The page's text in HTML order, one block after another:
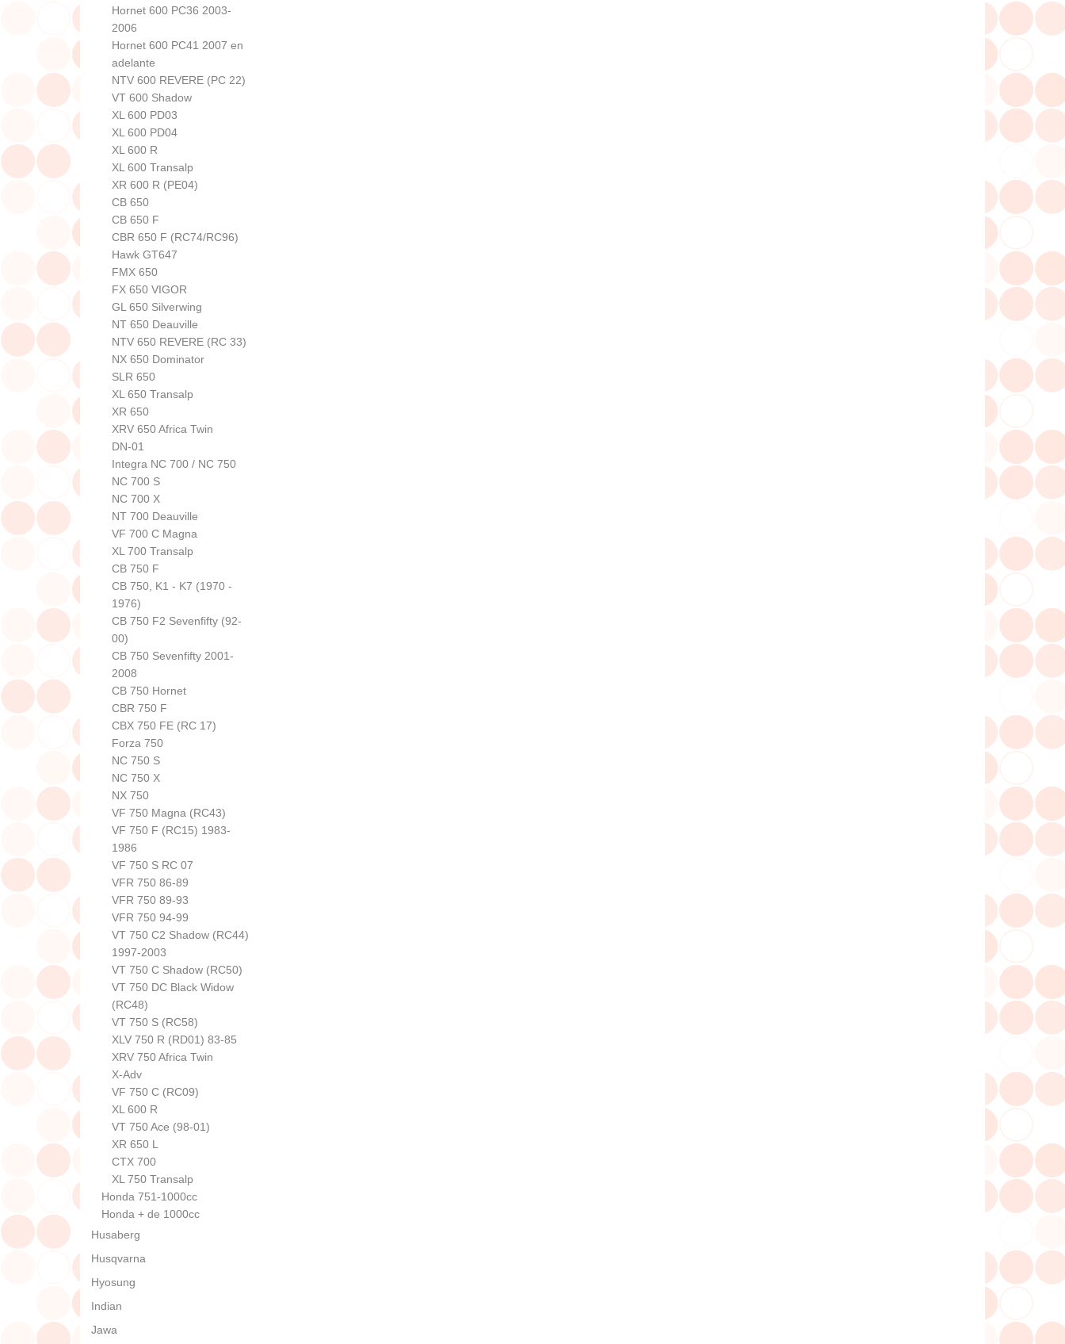
Hornet 600 PC36 2003-
2006
Hornet 600 PC41 2007 en
adelante
NTV 600 REVERE (PC 22)
VT 600 Shadow
XL 600 PD03
XL 600 PD04
XL 600 R
XL 600 Transalp
XR 600 R (PE04)
CB 650
CB 650 F
CBR 650 F (RC74/RC96)
Hawk GT647
FMX 650
FX 650 VIGOR
GL 650 Silverwing
NT 650 Deauville
NTV 650 REVERE (RC 33)
NX 650 Dominator
SLR 650
XL 650 Transalp
XR 650
XRV 650 Africa Twin
DN-01
Integra NC 700 / NC 750
NC 700 S
NC 700 X
NT 700 Deauville
VF 700 C Magna
XL 700 Transalp
CB 750 F
CB 750, K1 - K7 (1970 -
1976)
CB 750 F2 Sevenfifty (92-
00)
CB 750 Sevenfifty 2001-
2008
CB 750 Hornet
CBR 750 F
CBX 750 FE (RC 17)
Forza 750
NC 750 S
NC 750 X
NX 750
VF 750 Magna (RC43)
VF 750 F (RC15) 1983-
1986
VF 750 S RC 07
VFR 750 86-89
VFR 750 89-93
VFR 750 94-99
VT 750 C2 Shadow (RC44)
1997-2003
VT 750 C Shadow (RC50)
VT 750 DC Black Widow
(RC48)
VT 750 S (RC58)
XLV 750 R (RD01) 83-85
XRV 750 Africa Twin
X-Adv
VF 750 C (RC09)
XL 600 R
VT 750 Ace (98-01)
XR 650 L
CTX 700
XL 750 Transalp
Honda 751-1000cc
Honda + de 1000cc
Husaberg
Husqvarna
Hyosung
Indian
Jawa